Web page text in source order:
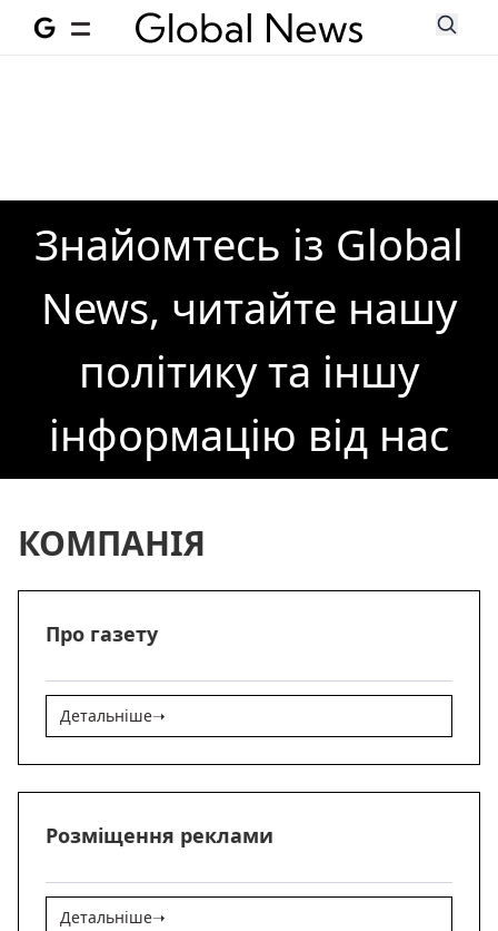
Знайомтесь із Global
News, читайте нашу
політику та іншу
інформацію від нас
КОМПАНІЯ
Про газету
Детальніше➝
Розміщення реклами
Детальніше➝